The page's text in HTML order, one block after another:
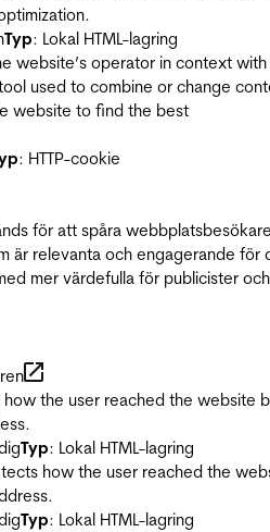
Typ: Lokal HTML-lagring
website’s operator in context with
used to combine or change
website to find the best
: HTTP-cookie
för att spåra
är relevanta och engagerande för
mer värdefulla för publicister och
how the user reached the website
Typ: Lokal HTML-lagring
how the user reached the
Typ: Lokal HTML-lagring